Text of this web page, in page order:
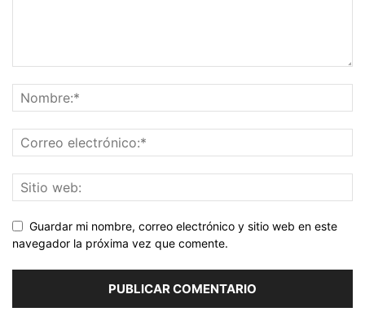
Guardar mi nombre, correo electrónico y sitio web en este
navegador la próxima vez que comente.